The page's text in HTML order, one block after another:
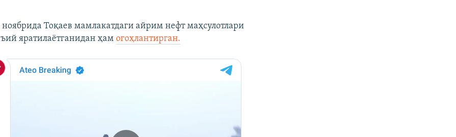
Тоқаев мамлакатдаги айрим нефт маҳсулотлари
яратилаётганидан ҳамогоҳлантирган.